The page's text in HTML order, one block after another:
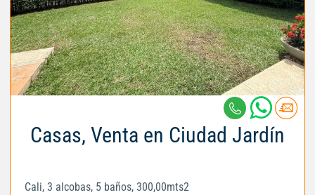
Casas, Venta en Ciudad Jardín
Cali, 3 alcobas, 5 baños, 300,00mts2